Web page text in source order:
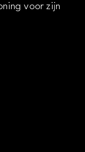
voor zijn